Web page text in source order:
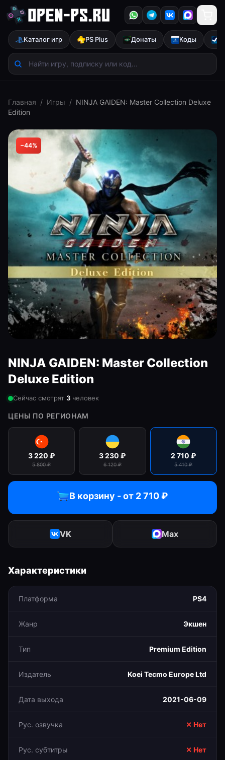
Каталог игр PS Plus Донаты Коды
Главная / Игры / NINJA GAIDEN: Master Collection Deluxe
Edition
−44%
NINJA GAIDEN: Master Collection
Deluxe Edition
Сейчас смотрят 3 человек
ЦЕНЫ ПО РЕГИОНАМ
3 220 ₽
5 800₽
3 230 ₽
6 120₽
2 710 ₽
5 410₽
В корзину - от 2 710₽
VK Max
Характеристики
Платформа PS4
Жанр Экшен
Тип Premium Edition
Издатель Koei Tecmo Europe Ltd
Дата выхода 2021-06-09
Рус. озвучка ✕ Нет
Рус. субтитры ✕ Нет